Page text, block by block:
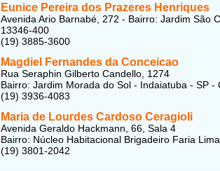
Eunice Pereira dos Prazeres Henriques
Avenida Ario Barnabé, 272 - Bairro: Jardim São
13346-400
(19) 3885-3600
Magdiel Fernandes da Conceicao
Rua Seraphin Gilberto Candello, 1274
Bairro: Jardim Morada do Sol - Indaiatuba - SP -
(19) 3936-4083
Maria de Lourdes Cardoso Ceragioli
Avenida Geraldo Hackmann, 66, Sala 4
Bairro: Núcleo Habitacional Brigadeiro Faria
(19) 3801-2042